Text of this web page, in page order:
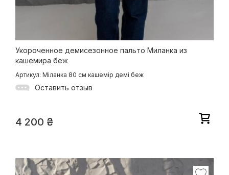
Укороченное демисезонное пальто Миланка из
кашемира беж
Артикул: Міланка 80 см кашемір демі беж
Оставить отзыв
4 200 ₴